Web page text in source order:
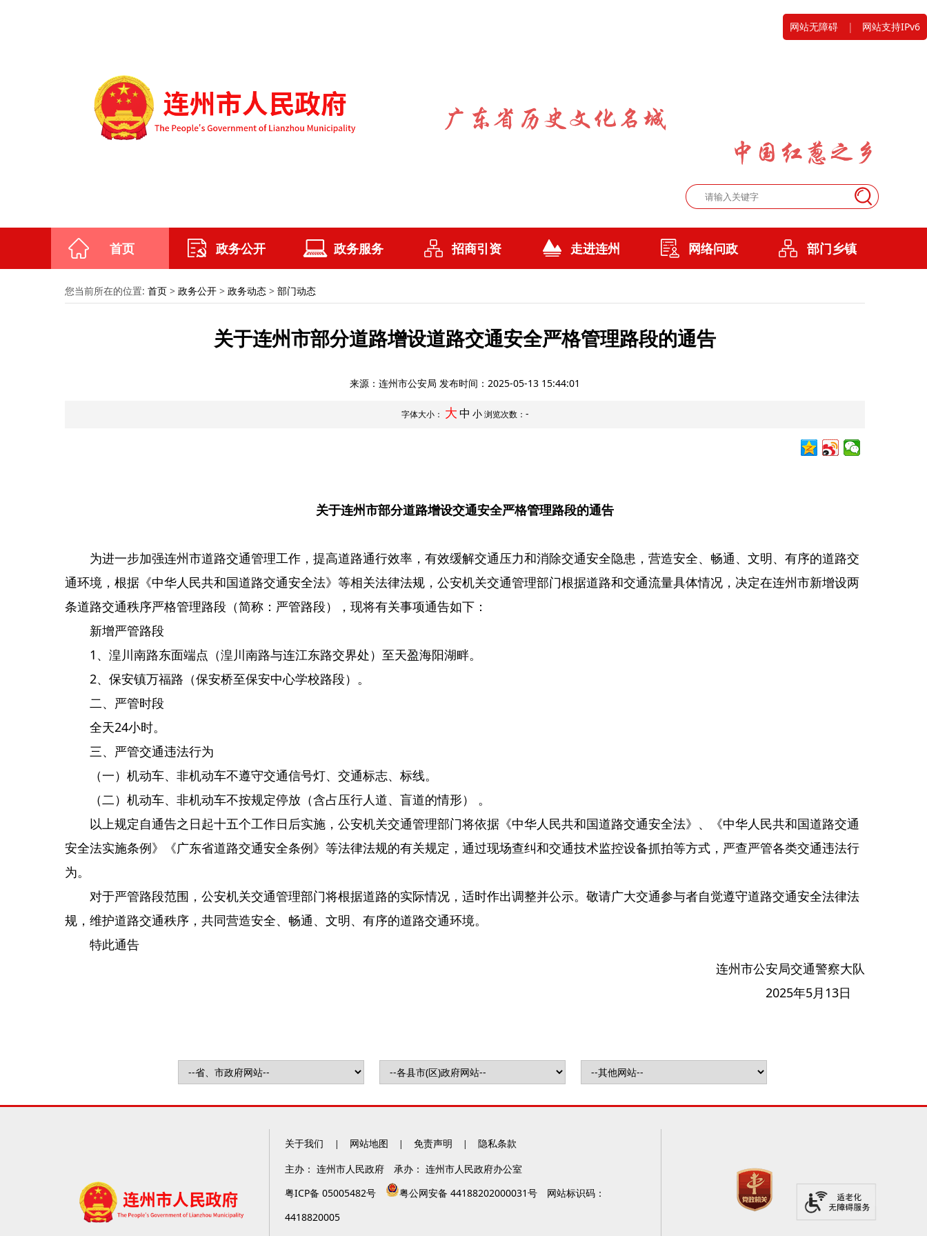
网站无障碍 | 网站支持IPv6
首页 政务公开 政务服务 招商引资 走进连州 网络问政 部门乡镇
您当前所在的位置: 首页 > 政务公开 > 政务动态 > 部门动态
关于连州市部分道路增设道路交通安全严格管理路段的通告
来源：连州市公安局 发布时间： 2025-05-13 15:44:01
字体大小： 大中 小浏览次数： -
关于连州市部分道路增设交通安全严格管理路段的通告
为进一步加强连州市道路交通管理工作，提高道路通行效率，有效缓解交通压力和消除交通安全隐患，营造安全、畅通、文明、有序的道路交
通环境，根据《中华人民共和国道路交通安全法》等相关法律法规，公安机关交通管理部门根据道路和交通流量具体情况，决定在连州市新增设两
条道路交通秩序严格管理路段（简称：严管路段），现将有关事项通告如下：
新增严管路段
1、湟川南路东面端点（湟川南路与连江东路交界处）至天盈海阳湖畔。
2、保安镇万福路（保安桥至保安中心学校路段）。
二、严管时段
全天24小时。
三、严管交通违法行为
（一）机动车、非机动车不遵守交通信号灯、交通标志、标线。
（二）机动车、非机动车不按规定停放（含占压行人道、盲道的情形） 。
以上规定自通告之日起十五个工作日后实施，公安机关交通管理部门将依据《中华人民共和国道路交通安全法》、《中华人民共和国道路交通
安全法实施条例》《广东省道路交通安全条例》等法律法规的有关规定，通过现场查纠和交通技术监控设备抓拍等方式，严查严管各类交通违法行
为。
对于严管路段范围，公安机关交通管理部门将根据道路的实际情况，适时作出调整并公示。敬请广大交通参与者自觉遵守道路交通安全法律法
规，维护道路交通秩序，共同营造安全、畅通、文明、有序的道路交通环境。
特此通告
连州市公安局交通警察大队
2025年5月13日
关于我们 | 网站地图 | 免责声明 | 隐私条款
主办： 连州市人民政府 承办： 连州市人民政府办公室
粤ICP备 05005482号 粤公网安备 44188202000031号
网站标识码：
4418820005